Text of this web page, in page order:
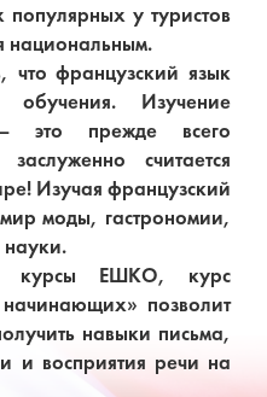
популярных у туристов
национальным.
что французский язык
обучения. Изучение
это прежде всего
считается
Изучая французский
моды, гастрономии,
науки.
курсы ЕШКО, курс
позволит
навыки письма,
и восприятия речи на